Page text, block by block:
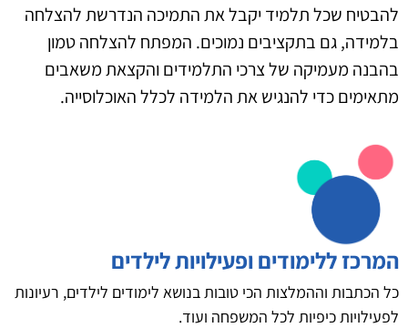
להבטיח שכל תלמיד יקבל את התמיכה הנדרשת להצלחה
בלמידה, גם בתקציבים נמוכים. המפתח להצלחה טמון
בהבנה מעמיקה של צרכי התלמידים והקצאת משאבים
מתאימים כדי להנגיש את הלמידה לכלל האוכלוסייה.
המרכז ללימודים ופעילויות לילדים
כל הכתבות וההמלצות הכי טובות בנושא לימודים לילדים, רעיונות
לפעילויות כיפיות לכל המשפחה ועוד.